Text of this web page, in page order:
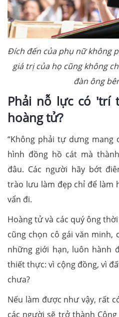
Đích đến của phụ nữ không
giá trị của họ cũng không
đàn ông
Phải nỗ lực có 'trí
hoàng tử?
“Không phải tự dưng mang
hình đồng hồ cát mà
đâu. Các người hãy bớt
trào lưu làm đẹp chỉ để làm
vẩn đi.
Hoàng tử và các quý ông
cũng chọn cô gái văn
những giới hạn, luôn hành
thiết thực: vì cộng đồng, vì
chưa?
Nếu làm được như vậy, rất
các người sẽ trở thành